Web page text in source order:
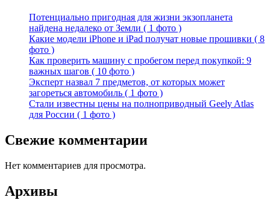
Потенциально пригодная для жизни экзопланета
найдена недалеко от Земли ( 1 фото )
Какие модели iPhone и iPad получат новые прошивки ( 8
фото )
Как проверить машину с пробегом перед покупкой: 9
важных шагов ( 10 фото )
Эксперт назвал 7 предметов, от которых может
загореться автомобиль ( 1 фото )
Стали известны цены на полноприводный Geely Atlas
для России ( 1 фото )
Свежие комментарии
Нет комментариев для просмотра.
Архивы